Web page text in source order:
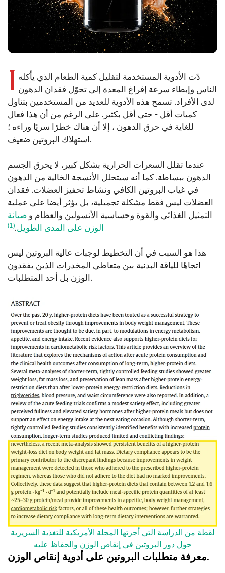
دّت الأدوية المستخدمة لتقليل كمية الطعام الذي يأكله
الناس وإبطاء سرعة إفراغ المعدة إلى تحوّل فقدان الدهون
لدى الأفراد. تسمح هذه الأدوية للعديد من المستخدمين بتناول
كميات أقل - حتى أقل بكثير. على الرغم من أن هذا فعال
للغاية في حرق الدهون ، إلا أن هناك خطرًا سريًا وراءه ؛
استهلاك البروتين ضعيف.
عندما تقلل السعرات الحرارية بشكل كبير، لا يحرق الجسم
الدهون ببساطة. كما أنه سيتحلل الأنسجة الخالية من الدهون
في غياب البروتين الكافي ونشاط تحفيز العضلات. فقدان
العضلات ليس فقط مشكلة تجميلية، بل يؤثر أيضا على عملية
التمثيل الغذائي والقوة وحساسية الأنسولين والعظام و صيانة
الوزن على المدى الطويل.
(1)
هذا هو السبب في أن التخطيط لوجبات عالية البروتين ليس
اتجاهًا للياقة البدنية بين متعاطي المخدرات الذين يفقدون
الوزن بل أحد المتطلبات.
لقطة من الدراسة التي أجرتها المجلة الأمريكية للتغذية السريرية
حول دور البروتين في إنقاص الوزن والحفاظ عليه
معرفة متطلبات البروتين على أدوية إنقاص الوزن.